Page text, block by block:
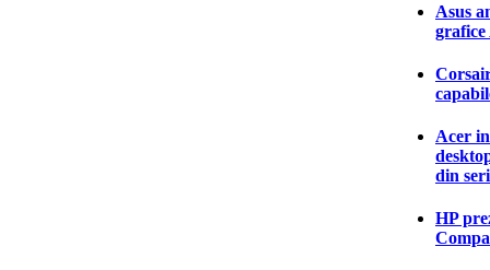
Asus
grafice
Acer
din
HP